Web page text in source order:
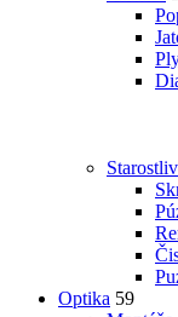
Optika 59